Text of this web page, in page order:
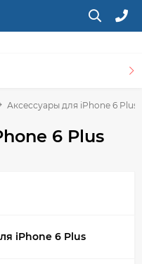
Аксессуары для iPhone 6 Plus
6 Plus
iPhone 6 Plus